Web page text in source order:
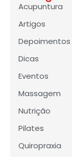
Acupuntura
Artigos
Depoimentos
Dicas
Eventos
Massagem
Nutrição
Pilates
Quiropraxia